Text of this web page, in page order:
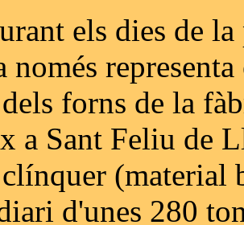
els dies de
només
forns de la
a Sant Feliu de
(material
d'unes 280